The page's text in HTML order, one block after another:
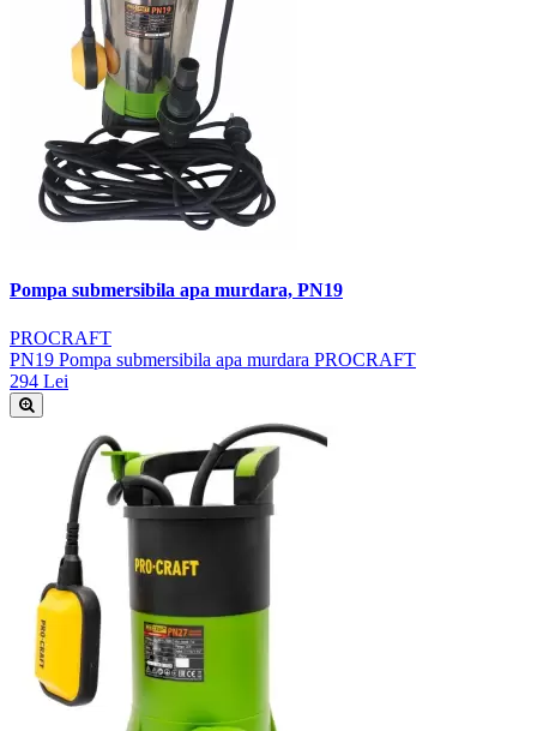
Pompa submersibila apa murdara, PN19
PROCRAFT
PN19 Pompa submersibila apa murdara PROCRAFT
294 Lei